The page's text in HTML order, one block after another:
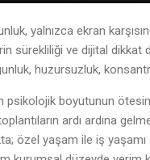
yalnızca ekran
sürekliliği ve dijital dikkat
huzursuzluk,
psikolojik boyutunun
ardı ardına
özel yaşam ile iş